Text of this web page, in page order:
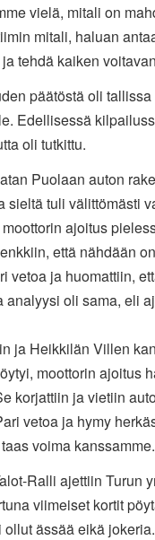
vielä, mitali on
mitali, haluan
tehdä kaiken
päätöstä oli
Edellisessä
oli tutkittu.
Puolaan auton
sieltä tuli välittömästi
ajoitus
että nähdään
vetoa ja huomattiin,
analyysi oli sama, eli
ja Heikkilän Villen
moottorin ajoitus
korjattiin ja vietiin
vetoa ja hymy
voima kanssamme.
Ralli ajettiin Turun
viimeiset kortit
ollut ässää eikä